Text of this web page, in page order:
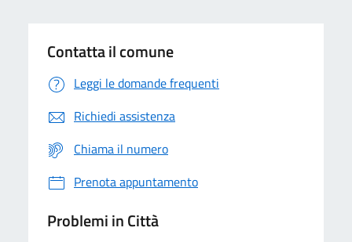
Contatta il comune
Leggi le domande frequenti
Richiedi assistenza
Chiama il numero
Prenota appuntamento
Problemi in Città